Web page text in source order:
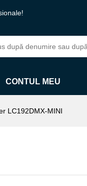
CONTUL MEU
LC192DMX-MINI